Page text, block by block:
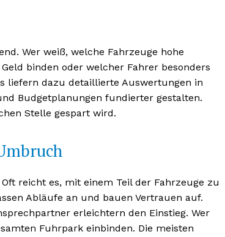
Wer weiß, welche Fahrzeuge hohe
binden oder welcher Fahrer besonders
liefern dazu detaillierte Auswertungen in
Budgetplanungen fundierter gestalten.
Stelle gespart wird.
reicht es, mit einem Teil der Fahrzeuge zu
Abläufe an und bauen Vertrauen auf.
erleichtern den Einstieg. Wer
Fuhrpark einbinden. Die meisten